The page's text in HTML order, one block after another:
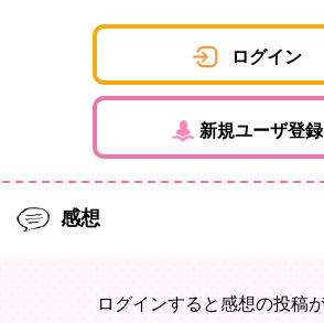
ログイン
新規ユーザ登録
感想
ログインすると感想の投稿